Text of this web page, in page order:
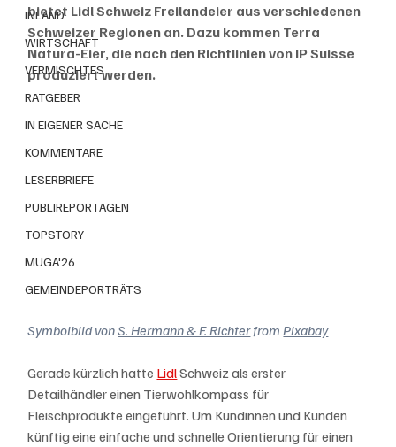
INLAND
WIRTSCHAFT
VERMISCHTES
RATGEBER
IN EIGENER SACHE
KOMMENTARE
LESERBRIEFE
PUBLIREPORTAGEN
TOPSTORY
MUGA'26
GEMEINDEPORTRÄTS
bietet Lidl Schweiz Freilandeier aus verschiedenen
Schweizer Regionen an. Dazu kommen Terra
Natura-Eier, die nach den Richtlinien von IP Suisse
produziert werden.
Symbolbild von S. Hermann & F. Richter from Pixabay
Gerade kürzlich hatte Lidl Schweiz als erster
Detailhändler einen Tierwohlkompass für
Fleischprodukte eingeführt. Um Kundinnen und Kunden
künftig eine einfache und schnelle Orientierung für einen